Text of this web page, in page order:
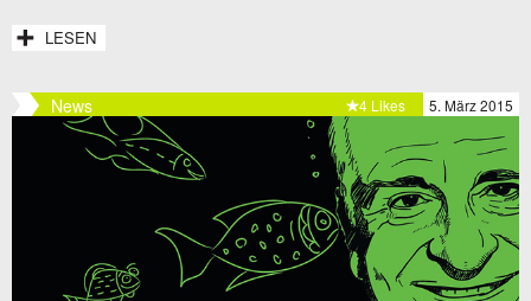
LESEN
News 5. März 2015
4 Likes